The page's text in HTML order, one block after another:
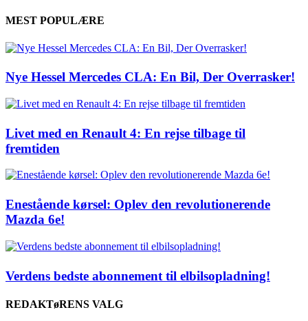
MEST POPULÆRE
Nye Hessel Mercedes CLA: En Bil, Der Overrasker!
Livet med en Renault 4: En rejse tilbage til
fremtiden
Enestående kørsel: Oplev den revolutionerende
Mazda 6e!
Verdens bedste abonnement til elbilsopladning!
REDAKTøRENS VALG